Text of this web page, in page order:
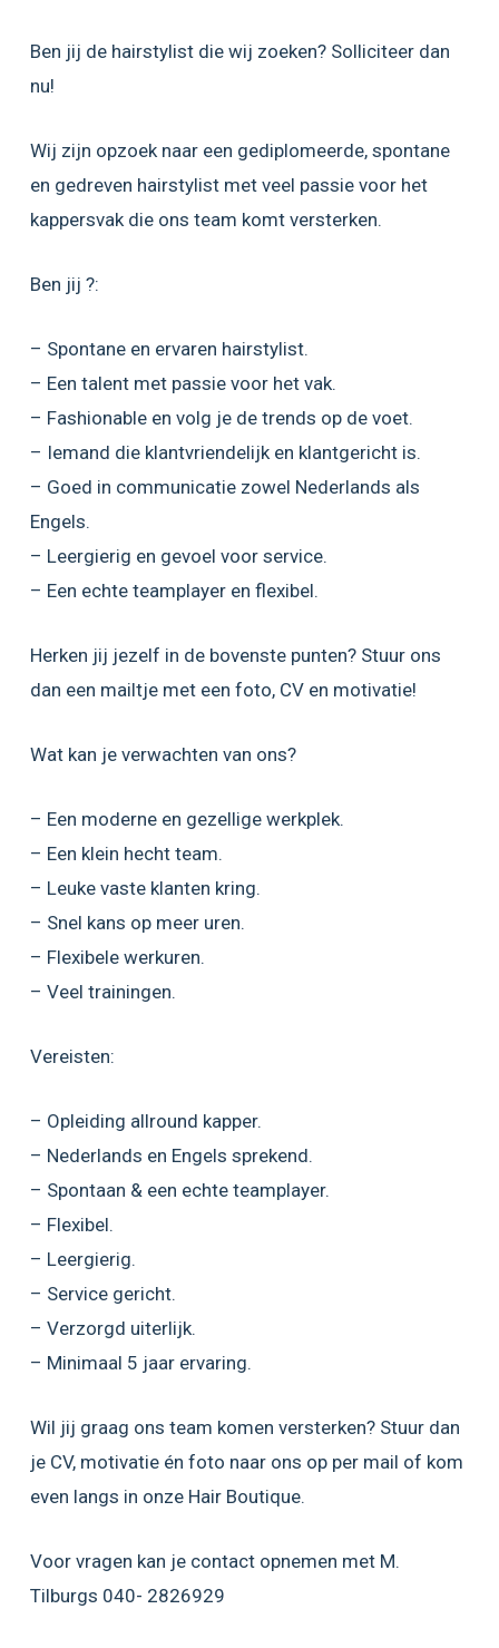
Ben jij de hairstylist die wij zoeken? Solliciteer dan
nu!
Wij zijn opzoek naar een gediplomeerde, spontane
en gedreven hairstylist met veel passie voor het
kappersvak die ons team komt versterken.
Ben jij ?:
– Spontane en ervaren hairstylist.
– Een talent met passie voor het vak.
– Fashionable en volg je de trends op de voet.
– Iemand die klantvriendelijk en klantgericht is.
– Goed in communicatie zowel Nederlands als
Engels.
– Leergierig en gevoel voor service.
– Een echte teamplayer en flexibel.
Herken jij jezelf in de bovenste punten? Stuur ons
dan een mailtje met een foto, CV en motivatie!
Wat kan je verwachten van ons?
– Een moderne en gezellige werkplek.
– Een klein hecht team.
– Leuke vaste klanten kring.
– Snel kans op meer uren.
– Flexibele werkuren.
– Veel trainingen.
Vereisten:
– Opleiding allround kapper.
– Nederlands en Engels sprekend.
– Spontaan & een echte teamplayer.
– Flexibel.
– Leergierig.
– Service gericht.
– Verzorgd uiterlijk.
– Minimaal 5 jaar ervaring.
Wil jij graag ons team komen versterken? Stuur dan
je CV, motivatie én foto naar ons op per mail of kom
even langs in onze Hair Boutique.
Voor vragen kan je contact opnemen met M.
Tilburgs 040- 2826929